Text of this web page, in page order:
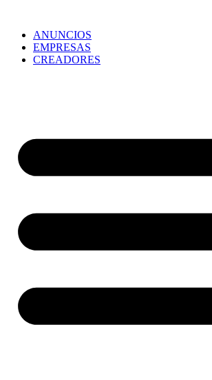
ANUNCIOS
EMPRESAS
CREADORES